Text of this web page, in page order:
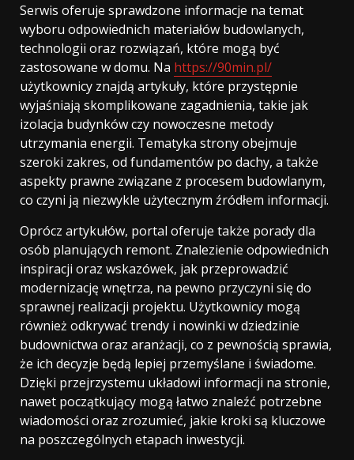
Serwis oferuje sprawdzone informacje na temat
wyboru odpowiednich materiałów budowlanych,
technologii oraz rozwiązań, które mogą być
zastosowane w domu. Na https://90min.pl/
użytkownicy znajdą artykuły, które przystępnie
wyjaśniają skomplikowane zagadnienia, takie jak
izolacja budynków czy nowoczesne metody
utrzymania energii. Tematyka strony obejmuje
szeroki zakres, od fundamentów po dachy, a także
aspekty prawne związane z procesem budowlanym,
co czyni ją niezwykle użytecznym źródłem informacji.
Oprócz artykułów, portal oferuje także porady dla
osób planujących remont. Znalezienie odpowiednich
inspiracji oraz wskazówek, jak przeprowadzić
modernizację wnętrza, na pewno przyczyni się do
sprawnej realizacji projektu. Użytkownicy mogą
również odkrywać trendy i nowinki w dziedzinie
budownictwa oraz aranżacji, co z pewnością sprawia,
że ich decyzje będą lepiej przemyślane i świadome.
Dzięki przejrzystemu układowi informacji na stronie,
nawet początkujący mogą łatwo znaleźć potrzebne
wiadomości oraz zrozumieć, jakie kroki są kluczowe
na poszczególnych etapach inwestycji.